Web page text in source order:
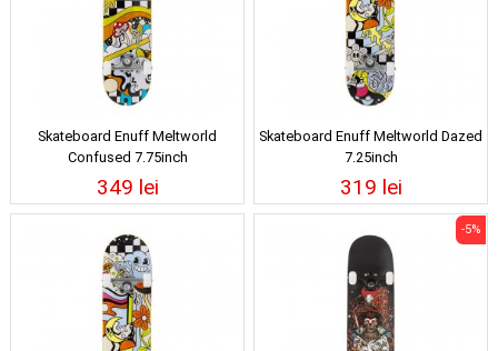
Skateboard Enuff Meltworld
Confused 7.75inch
349 lei
Skateboard Enuff Meltworld Dazed
7.25inch
319 lei
-5%